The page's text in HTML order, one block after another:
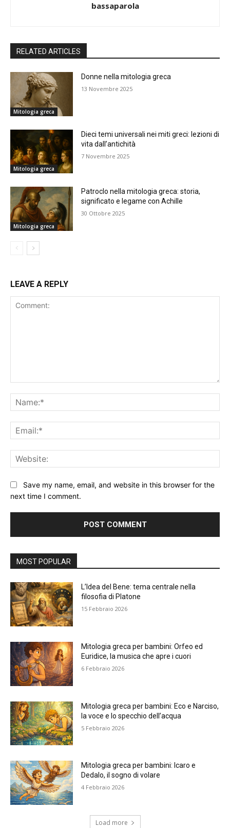
bassaparola
RELATED ARTICLES
Mitologia greca
Donne nella mitologia greca
13 Novembre 2025
Mitologia greca
Dieci temi universali nei miti greci: lezioni di
vita dall’antichità
7 Novembre 2025
Mitologia greca
Patroclo nella mitologia greca: storia,
significato e legame con Achille
30 Ottobre 2025
LEAVE A REPLY
Save my name, email, and website in this browser for the
next time I comment.
MOST POPULAR
L’Idea del Bene: tema centrale nella
filosofia di Platone
15 Febbraio 2026
Mitologia greca per bambini: Orfeo ed
Euridice, la musica che apre i cuori
6 Febbraio 2026
Mitologia greca per bambini: Eco e Narciso,
la voce e lo specchio dell’acqua
5 Febbraio 2026
Mitologia greca per bambini: Icaro e
Dedalo, il sogno di volare
4 Febbraio 2026
Load more